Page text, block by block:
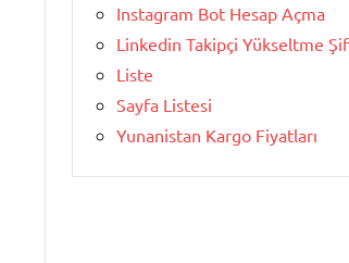
Instagram Bot Hesap Açma
Linkedin Takipçi Yükseltme
Liste
Sayfa Listesi
Yunanistan Kargo Fiyatları